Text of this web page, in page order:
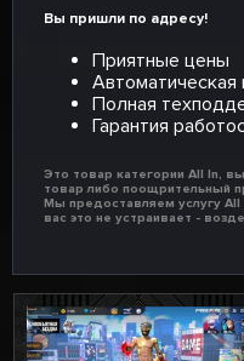
Вы пришли по адресу!
Приятные цены
Автоматическая
Полная
Гарантия
Это товар категории All In,
товар либо поощрительный
Мы предоставляем услугу All
вас это не устраивает -